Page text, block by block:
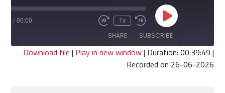
Play
Episode
Rewind
10
Seconds
1x
Fast
seconds
00:00
/
SUBSCRIBE
SHARE
SHARE
Download file| Play in new window| Duration: 00:39:49|
Recorded on 26-06-2026